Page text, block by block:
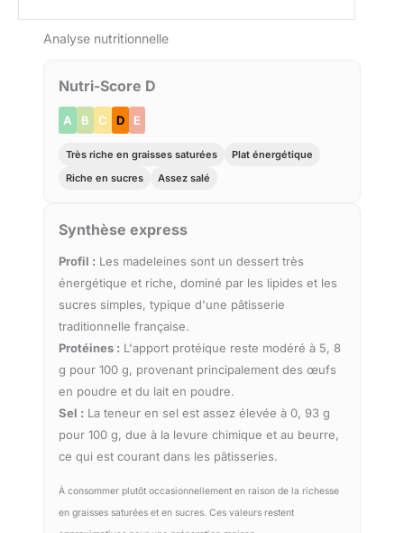
Analyse nutritionnelle
Nutri-Score D
A B C D E
Très riche en graisses saturées
Plat énergétique
Riche en sucres
Assez salé
Synthèse express
Profil : Les madeleines sont un dessert très
énergétique et riche, dominé par les lipides et les
sucres simples, typique d'une pâtisserie
traditionnelle française.
Protéines : L'apport protéique reste modéré à 5, 8
g pour 100 g, provenant principalement des œufs
en poudre et du lait en poudre.
Sel : La teneur en sel est assez élevée à 0, 93 g
pour 100 g, due à la levure chimique et au beurre,
ce qui est courant dans les pâtisseries.
À consommer plutôt occasionnellement en raison de la richesse
en graisses saturées et en sucres. Ces valeurs restent